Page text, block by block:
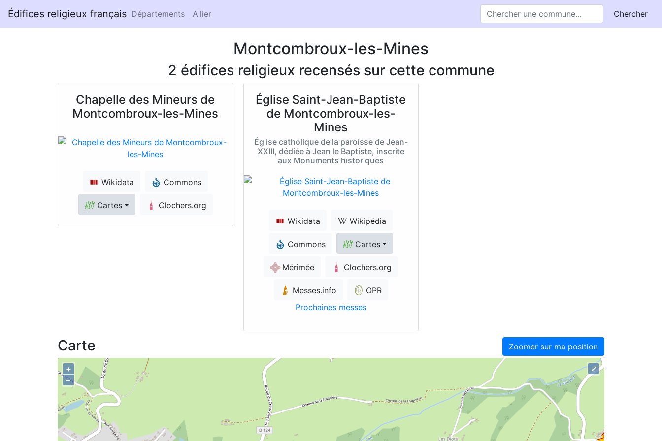
Édifices religieux français Départements Allier Chercher
Montcombroux-les-Mines
2 édifices religieux recensés sur cette commune
Chapelle des Mineurs de
Montcombroux-les-Mines
Wikidata Commons
Cartes Clochers.org
Église Saint-Jean-Baptiste
de Montcombroux-les-
Mines
Église catholique de la paroisse de Jean-
XXIII, dédiée à Jean le Baptiste, inscrite
aux Monuments historiques
Wikidata Wikipédia
Commons Cartes
Mérimée Clochers.org
Messes.info
OPR
Prochaines messes
Zoomer sur ma position
Carte
+
–
⤢